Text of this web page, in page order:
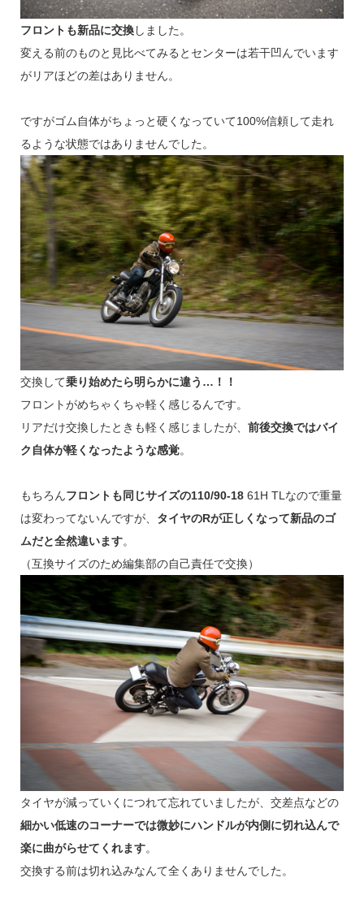
フロントも新品に交換しました。
変える前のものと見比べてみるとセンターは若干凹んでいます
がリアほどの差はありません。
ですがゴム自体がちょっと硬くなっていて100%信頼して走れ
るような状態ではありませんでした。
交換して乗り始めたら明らかに違う…！！
フロントがめちゃくちゃ軽く感じるんです。
リアだけ交換したときも軽く感じましたが、 前後交換ではバイ
ク自体が軽くなったような感覚。
もちろんフロントも同じサイズの110/90-1861H TLなので重量
は変わってないんですが、 タイヤのRが正しくなって新品のゴ
ムだと全然違います。
（互換サイズのため編集部の自己責任で交換）
タイヤが減っていくにつれて忘れていましたが、交差点などの
細かい低速のコーナーでは微妙にハンドルが内側に切れ込んで
楽に曲がらせてくれます。
交換する前は切れ込みなんて全くありませんでした。